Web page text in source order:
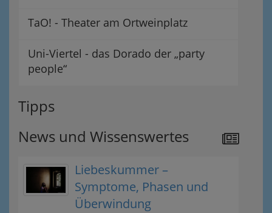
TaO! - Theater am Ortweinplatz
Uni-Viertel - das Dorado der „party
people“
Tipps
News und Wissenswertes
Liebeskummer –
Symptome, Phasen und
Überwindung